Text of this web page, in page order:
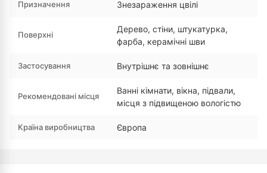
Призначення Знезараження цвілі
Поверхні
Дерево, стіни, штукатурка,
фарба, керамічні шви
Застосування Внутрішнє та зовнішнє
Рекомендовані місця
Ванні кімнати, вікна, підвали,
місця з підвищеною вологістю
Країна виробництва Європа